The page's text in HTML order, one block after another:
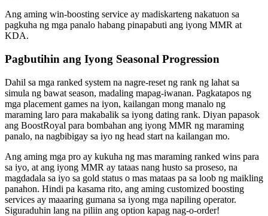
Ang aming win-boosting service ay madiskarteng nakatuon sa
pagkuha ng mga panalo habang pinapabuti ang iyong MMR at
KDA.
Pagbutihin ang Iyong Seasonal Progression
Dahil sa mga ranked system na nagre-reset ng rank ng lahat sa
simula ng bawat season, madaling mapag-iwanan. Pagkatapos ng
mga placement games na iyon, kailangan mong manalo ng
maraming laro para makabalik sa iyong dating rank. Diyan papasok
ang BoostRoyal para bombahan ang iyong MMR ng maraming
panalo, na nagbibigay sa iyo ng head start na kailangan mo.
Ang aming mga pro ay kukuha ng mas maraming ranked wins para
sa iyo, at ang iyong MMR ay tataas nang husto sa proseso, na
magdadala sa iyo sa gold status o mas mataas pa sa loob ng maikling
panahon. Hindi pa kasama rito, ang aming customized boosting
services ay maaaring gumana sa iyong mga napiling operator.
Siguraduhin lang na piliin ang option kapag nag-o-order!